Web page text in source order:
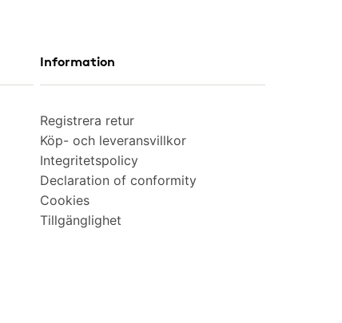
Information
Registrera retur
Köp- och leveransvillkor
Integritetspolicy
Declaration of conformity
Cookies
Tillgänglighet